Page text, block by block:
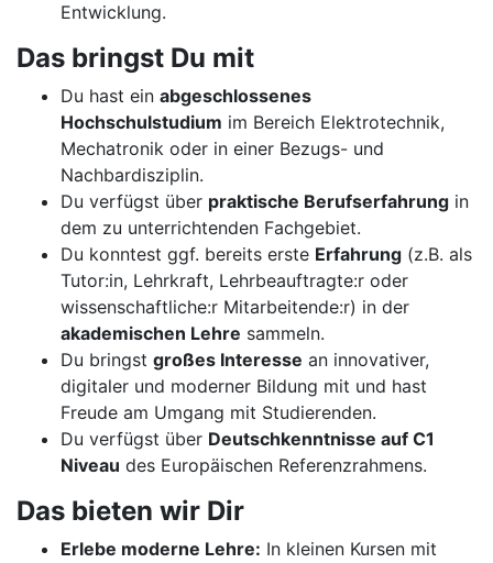
Entwicklung.
Das bringst Du mit
Du hast ein abgeschlossenes
Hochschulstudium im Bereich Elektrotechnik,
Mechatronik oder in einer Bezugs- und
Nachbardisziplin.
Du verfügst über praktische Berufserfahrung in
dem zu unterrichtenden Fachgebiet.
Du konntest ggf. bereits erste Erfahrung (z.B. als
Tutor:in, Lehrkraft, Lehrbeauftragte:r oder
wissenschaftliche:r Mitarbeitende:r) in der
akademischen Lehre sammeln.
Du bringst großes Interesse an innovativer,
digitaler und moderner Bildung mit und hast
Freude am Umgang mit Studierenden.
Du verfügst über Deutschkenntnisse auf C1
Niveau des Europäischen Referenzrahmens.
Das bieten wir Dir
Erlebe moderne Lehre: In kleinen Kursen mit